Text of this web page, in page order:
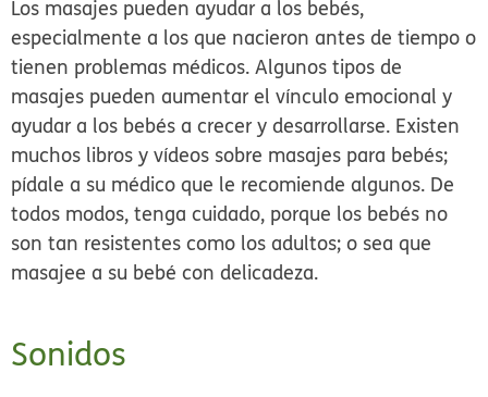
Los masajes pueden ayudar a los bebés,
especialmente a los que nacieron antes de tiempo o
tienen problemas médicos. Algunos tipos de
masajes pueden aumentar el vínculo emocional y
ayudar a los bebés a crecer y desarrollarse. Existen
muchos libros y vídeos sobre masajes para bebés;
pídale a su médico que le recomiende algunos. De
todos modos, tenga cuidado, porque los bebés no
son tan resistentes como los adultos; o sea que
masajee a su bebé con delicadeza.
Sonidos